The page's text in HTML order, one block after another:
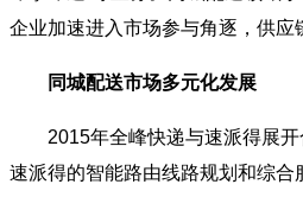
企业加速进入市场参与角逐，供应
同城配送市场多元化发展
2015年全峰快递与速派得展开
速派得的智能路由线路规划和综合